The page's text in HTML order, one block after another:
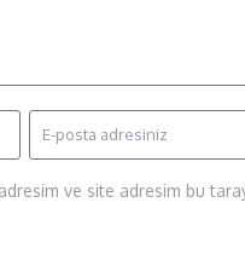
ve site adresim bu